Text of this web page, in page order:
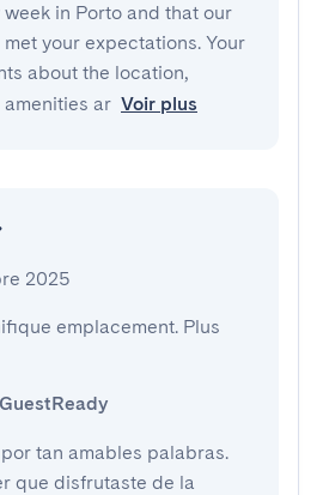
in Porto and that our
your expectations. Your
about the location,
ar Voir plus
2025
emplacement. Plus
tan amables palabras.
que disfrutaste de la